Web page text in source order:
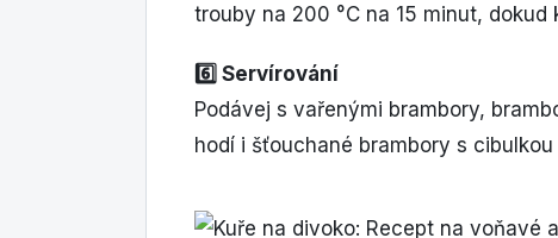
trouby na 200 °C na 15 minut, dokud
6️⃣ Servírování
Podávej s vařenými brambory,
hodí i šťouchané brambory s